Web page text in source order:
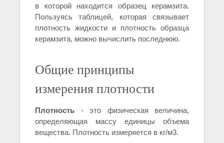
в которой находится образец керамзита.
Пользуясь таблицей, которая связывает
плотность жидкости и плотность образца
керамзита, можно вычислить последнюю.
Общие принципы
измерения плотности
Плотность - это физическая величина,
определяющая массу единицы объема
вещества. Плотность измеряется в кг/м3.